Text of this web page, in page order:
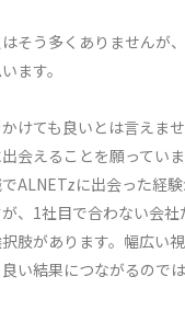
そう多くありませんが
ます。
けても良いとは言えま
会えることを願っていま
ALNETzに出会った経
、1社目で合わない会社
肢があります。幅広い
い結果につながるので